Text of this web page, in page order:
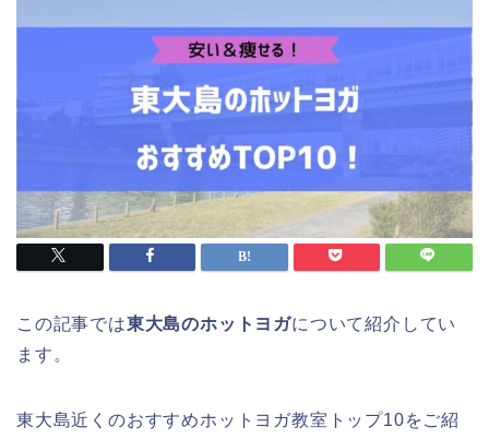
この記事では東大島のホットヨガについて紹介してい
ます。
東大島近くのおすすめホットヨガ教室トップ10をご紹